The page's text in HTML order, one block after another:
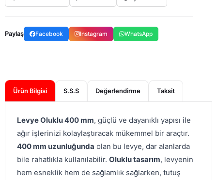
Paylaş Facebook Instagram WhatsApp
Ürün Bilgisi S.S.S Değerlendirme
Levye Oluklu 400 mm, güçlü ve dayanıklı yapısı ile
ağır işlerinizi kolaylaştıracak mükemmel bir araçtır.
400 mm uzunluğunda olan bu levye, dar alanlarda
bile rahatlıkla kullanılabilir. Oluklu tasarım, levyenin
hem esneklik hem de sağlamlık sağlarken, tutuş